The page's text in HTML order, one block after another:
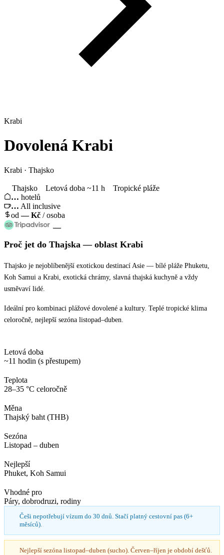
Krabi
Dovolená Krabi
Krabi · Thajsko
Thajsko Letová doba ~11 h
Tropické pláže
… hotelů
… All inclusive
od—Kč / osoba
—
Proč jet do Thajska — oblast Krabi
Thajsko je nejoblíbenější exotickou destinací Asie — bílé pláže Phuketu,
Koh Samui a Krabi, exotická chrámy, slavná thajská kuchyně a vždy
usměvaví lidé.
Ideální pro kombinaci plážové dovolené a kultury. Teplé tropické klima
celoročně, nejlepší sezóna listopad–duben.
Letová doba
~11 hodin (s přestupem)
Teplota
28–35 °C celoročně
Měna
Thajský baht (THB)
Sezóna
Listopad – duben
Nejlepší
Phuket, Koh Samui
Vhodné pro
Páry, dobrodruzi, rodiny
Češi nepotřebují vízum do 30 dnů. Stačí platný cestovní pas (6+
měsíců).
Nejlepší sezóna listopad–duben (sucho). Červen–říjen je období dešťů.